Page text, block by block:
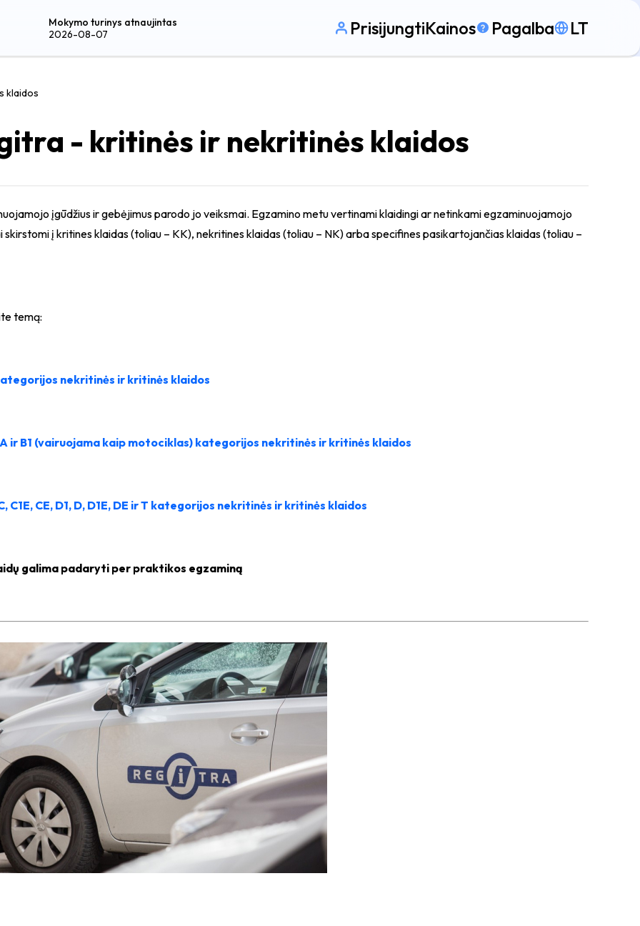
Mokymo turinys atnaujintas
2026-08-07
PrisijungtiKainos Pagalba LT
klaidos
- kritinės ir nekritinės klaidos
įgūdžius ir gebėjimus parodo jo veiksmai. Egzamino metu vertinami klaidingi ar netinkami egzaminuojamojo
skirstomi į kritines klaidas (toliau – KK), nekritines klaidas (toliau – NK) arba specifines pasikartojančias klaidas (toliau –
temą:
nekritinės ir kritinės klaidos
ir B1 (vairuojama kaip motociklas) kategorijos nekritinės ir kritinės klaidos
C1E, CE, D1, D, D1E, DE ir T kategorijos nekritinės ir kritinės klaidos
galima padaryti per praktikos egzaminą